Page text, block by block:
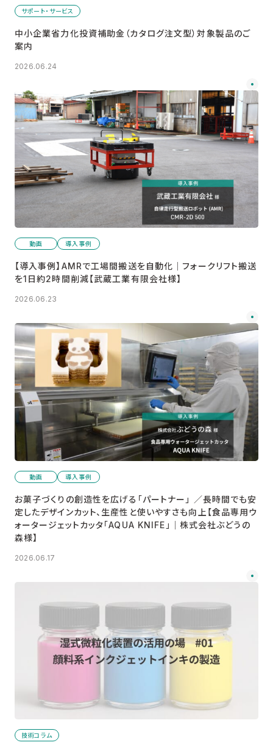
サポート・サービス
中小企業省力化投資補助金（カタログ注文型）対象製品のご
案内
2026.06.24
動画 導入事例
【導入事例】AMRで工場間搬送を自動化｜フォークリフト搬送
を1日約2時間削減【武蔵工業有限会社様】
2026.06.23
動画 導入事例
お菓子づくりの創造性を広げる「パートナー」 ／長時間でも安
定したデザインカット、生産性と使いやすさも向上【食品専用ウ
ォータージェットカッタ「AQUA KNIFE」│株式会社ぶどうの
森様】
2026.06.17
技術コラム